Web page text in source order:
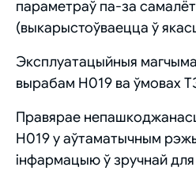
параметраў па-за
(выкарыстоўваецца ў
Эксплуатацыйныя
вырабам Н019 ва ўмовах
Правярае
Н019 у аўтаматычным
інфармацыю ў зручнай